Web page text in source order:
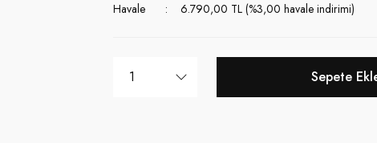
Havale
6.790,00 TL (%3,00 havale indirimi)
Sepete